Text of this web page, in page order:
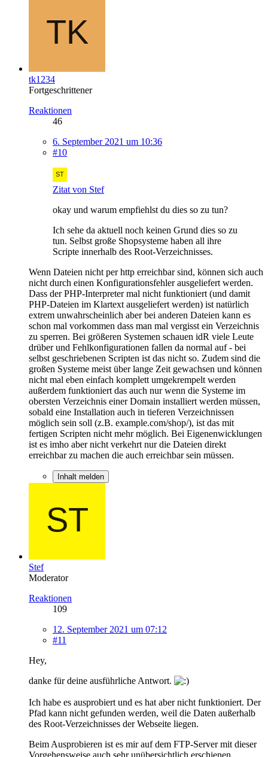
tk1234
Fortgeschrittener
Reaktionen
46
6. September 2021 um 10:36
#10
Zitat von Stef
okay und warum empfiehlst du dies so zu tun?
Ich sehe da aktuell noch keinen Grund dies so zu
tun. Selbst große Shopsysteme haben all ihre
Scripte innerhalb des Root-Verzeichnisses.
Wenn Dateien nicht per http erreichbar sind, können sich auch
nicht durch einen Konfigurationsfehler ausgeliefert werden.
Dass der PHP-Interpreter mal nicht funktioniert (und damit
PHP-Dateien im Klartext ausgeliefert werden) ist natürlich
extrem unwahrscheinlich aber bei anderen Dateien kann es
schon mal vorkommen dass man mal vergisst ein Verzeichnis
zu sperren. Bei größeren Systemen schauen idR viele Leute
drüber und Fehlkonfigurationen fallen da normal auf - bei
selbst geschriebenen Scripten ist das nicht so. Zudem sind die
großen Systeme meist über lange Zeit gewachsen und können
nicht mal eben einfach komplett umgekrempelt werden
außerdem funktioniert das auch nur wenn die Systeme im
obersten Verzeichnis einer Domain installiert werden müssen,
sobald eine Installation auch in tieferen Verzeichnissen
möglich sein soll (z.B. example.com/shop/), ist das mit
fertigen Scripten nicht mehr möglich. Bei Eigenenwicklungen
ist es imho aber nicht verkehrt nur die Dateien direkt
erreichbar zu machen die auch erreichbar sein müssen.
Inhalt melden
Stef
Moderator
Reaktionen
109
12. September 2021 um 07:12
#11
Hey,
danke für deine ausführliche Antwort.
Ich habe es ausprobiert und es hat aber nicht funktioniert. Der
Pfad kann nicht gefunden werden, weil die Daten außerhalb
des Root-Verzeichnisses der Webseite liegen.
Beim Ausprobieren ist es mir auf dem FTP-Server mit dieser
Vorgehensweise auch sehr unübersichtlich erschienen.